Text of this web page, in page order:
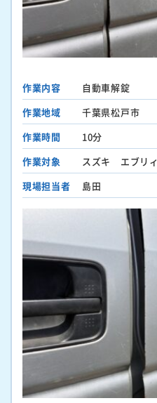
作業内容
自動車解錠
作業地域
千葉県松戸市
作業時間
10分
作業対象
スズキ エブリィ
現場担当者
島田